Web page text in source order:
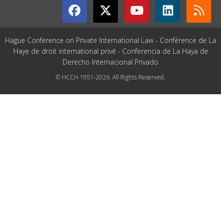
Hague Conference on Private International Law - Conférence de La
Haye de droit international privé - Conferencia de La Haya de
Derecho Internacional Privado
© HCCH 1951-2026. All Rights Reserved.